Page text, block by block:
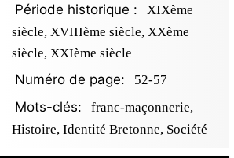
Période historique :
XIXème
siècle, XVIIIème siècle, XXème
siècle, XXIème siècle
Numéro de page: 52-57
Mots-clés:
franc-maçonnerie,
Histoire, Identité Bretonne, Société